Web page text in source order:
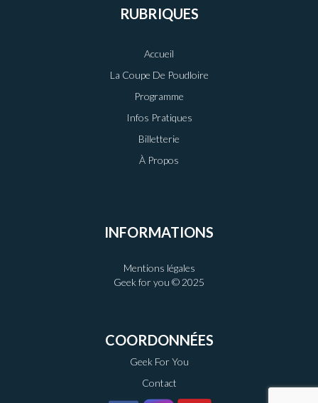
RUBRIQUES
Accueil
La Coupe De Poudloire
Programme
Infos Pratiques
Billetterie
À Propos
INFORMATIONS
Mentions légales
Geek for you © 2025
COORDONNÉES
Geek For You
Contact